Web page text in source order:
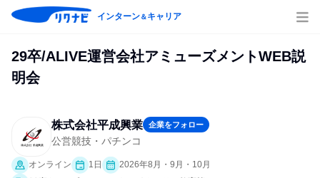
インターン＆キャリア
29卒/ALIVE運営会社アミューズメントWEB説
明会
株式会社平成興業 企業をフォロー
公営競技・パチンコ
オンライン 1日
2026年8月・9月・10月